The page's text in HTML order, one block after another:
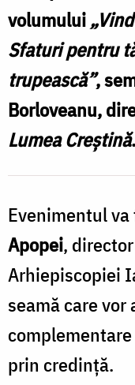
sufletească
și
trupească
volumului
Sfaturi pentru
trupească”,
Borloveanu,
Lumea Creștină.
Evenimentul
Apopei,
Arhiepiscopiei
seamă care
prin credință.